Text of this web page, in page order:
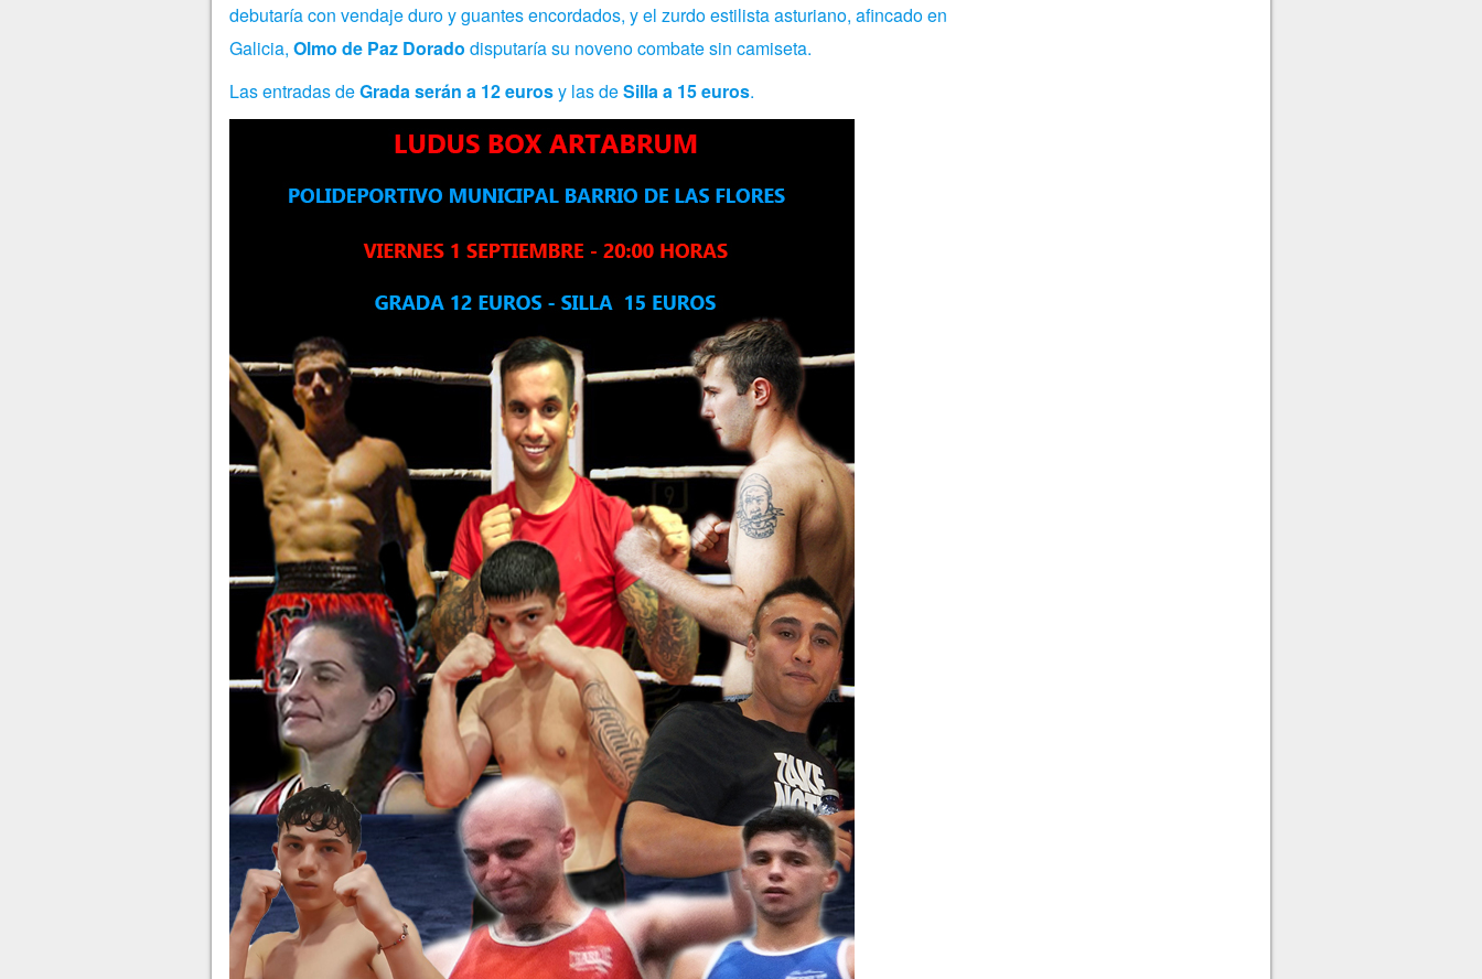
debutaría con vendaje duro y guantes encordados, y el zurdo estilista asturiano, afincado en
Galicia, Olmo de Paz Dorado disputaría su noveno combate sin camiseta.
Las entradas deGrada serán a 12 eurosy las deSilla a 15 euros.